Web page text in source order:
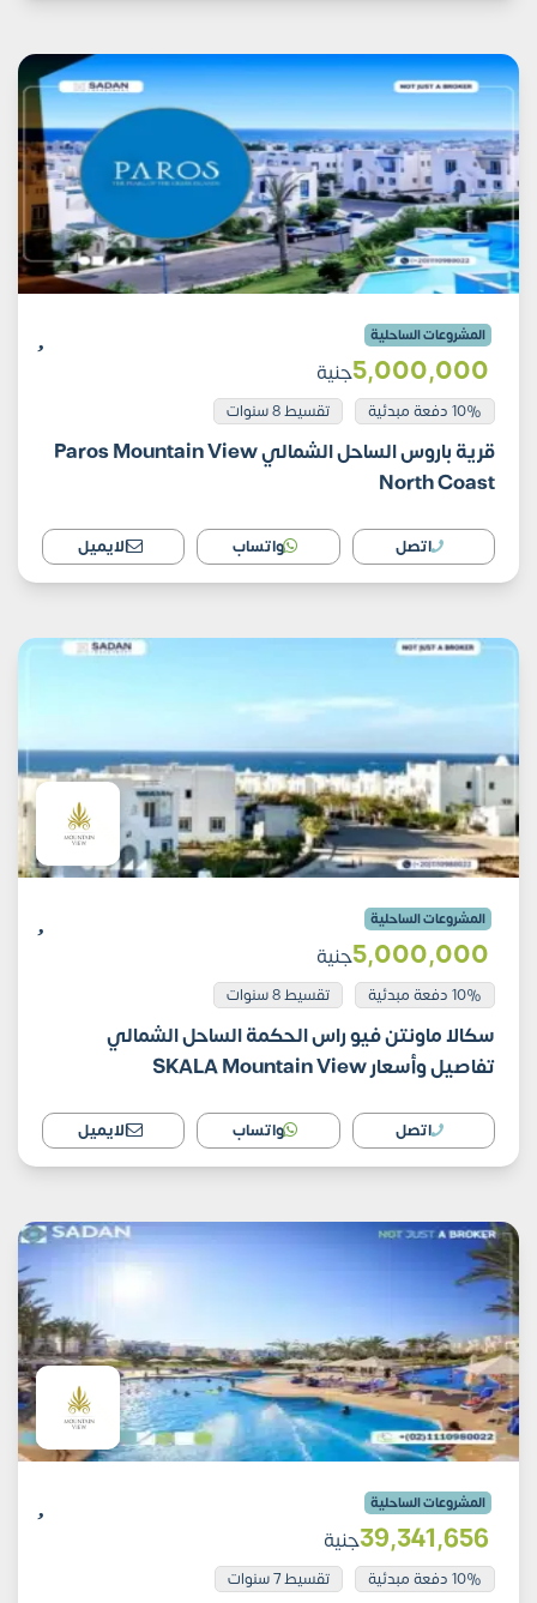
المشروعات الساحلية
5٬000٬000جنية
10% دفعة مبدئية تقسيط 8 سنوات
قرية باروس الساحل الشمالي Paros Mountain View
North Coast
اتصل واتساب الايميل
المشروعات الساحلية
5٬000٬000جنية
10% دفعة مبدئية تقسيط 8 سنوات
سكالا ماونتن فيو راس الحكمة الساحل الشمالي
تفاصيل وأسعار SKALA Mountain View
اتصل واتساب الايميل
المشروعات الساحلية
39٬341٬656جنية
10% دفعة مبدئية تقسيط 7 سنوات